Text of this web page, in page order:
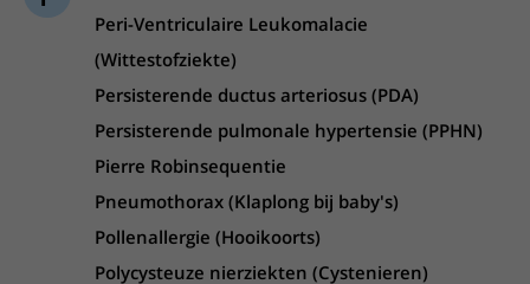
Peri-Ventriculaire Leukomalacie
(Wittestofziekte)
Persisterende ductus arteriosus (PDA)
Persisterende pulmonale hypertensie (PPHN)
Pierre Robinsequentie
Pneumothorax (Klaplong bij baby's)
Pollenallergie (Hooikoorts)
Polycysteuze nierziekten (Cystenieren)